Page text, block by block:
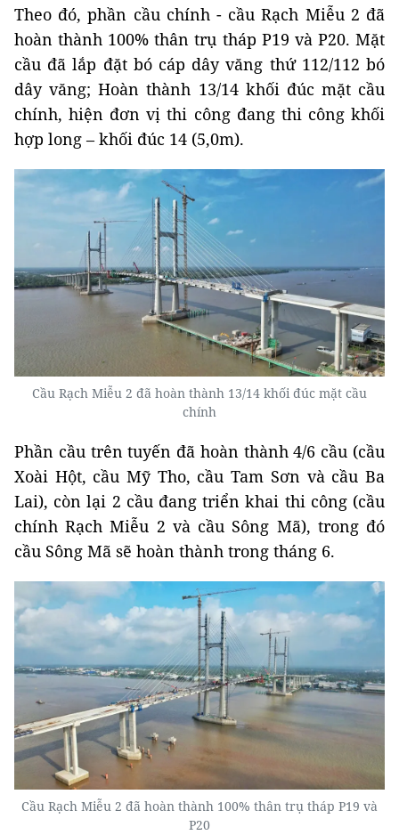
Theo đó, phần cầu chính - cầu Rạch Miễu 2 đã
hoàn thành 100% thân trụ tháp P19 và P20. Mặt
cầu đã lắp đặt bó cáp dây văng thứ 112/112 bó
dây văng; Hoàn thành 13/14 khối đúc mặt cầu
chính, hiện đơn vị thi công đang thi công khối
hợp long – khối đúc 14 (5,0m).
Cầu Rạch Miễu 2 đã hoàn thành 13/14 khối đúc mặt cầu
chính
Phần cầu trên tuyến đã hoàn thành 4/6 cầu (cầu
Xoài Hột, cầu Mỹ Tho, cầu Tam Sơn và cầu Ba
Lai), còn lại 2 cầu đang triển khai thi công (cầu
chính Rạch Miễu 2 và cầu Sông Mã), trong đó
cầu Sông Mã sẽ hoàn thành trong tháng 6.
Cầu Rạch Miễu 2 đã hoàn thành 100% thân trụ tháp P19 và
P20